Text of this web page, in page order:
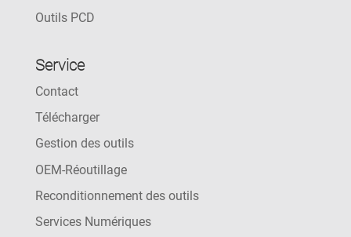
Outils PCD
Service
Contact
Télécharger
Gestion des outils
OEM-Réoutillage
Reconditionnement des outils
Services Numériques